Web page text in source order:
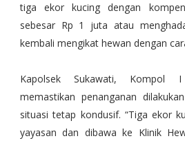
tiga ekor kucing dengan
sebesar Rp 1 juta atau
kembali mengikat hewan dengan
Kapolsek Sukawati, Kompol
memastikan penanganan
situasi tetap kondusif. “Tiga ekor
yayasan dan dibawa ke Klinik